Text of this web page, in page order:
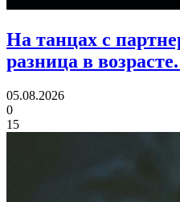
На танцах с
разница в возрасте.
05.08.2026
0
15